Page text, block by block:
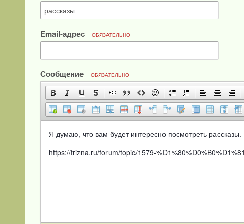
Email-адрес ОБЯЗАТЕЛЬНО
Сообщение ОБЯЗАТЕЛЬНО
Я думаю, что вам будет интересно посмотреть рассказы.
https://trizna.ru/forum/topic/1579-